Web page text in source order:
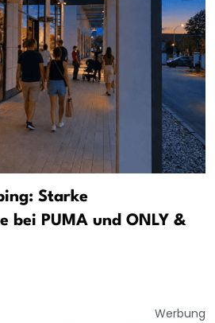
Starke
bei PUMA und ONLY &
Werbung